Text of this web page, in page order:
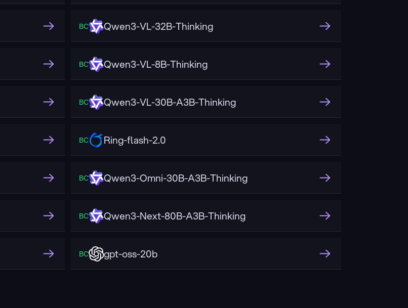
ВС Qwen3-VL-32B-Thinking
ВС Qwen3-VL-8B-Thinking
ВС Qwen3-VL-30B-A3B-Thinking
ВС Ring-flash-2.0
ВС Qwen3-Omni-30B-A3B-Thinking
ВС Qwen3-Next-80B-A3B-Thinking
ВС gpt-oss-20b